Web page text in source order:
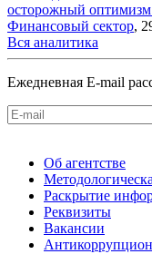
осторожный
Финансовый сектор,
Вся аналитика
Ежедневная E-mail
Об агентстве
Раскрытие
Реквизиты
Вакансии